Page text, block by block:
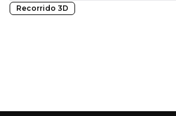
Recorrido 3D